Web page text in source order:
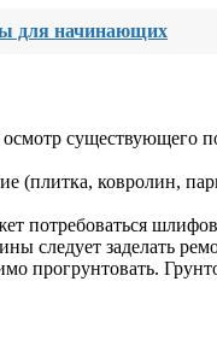
для начинающих
существующего
(плитка, ковролин,
потребоваться
следует заделать
прогрунтовать.